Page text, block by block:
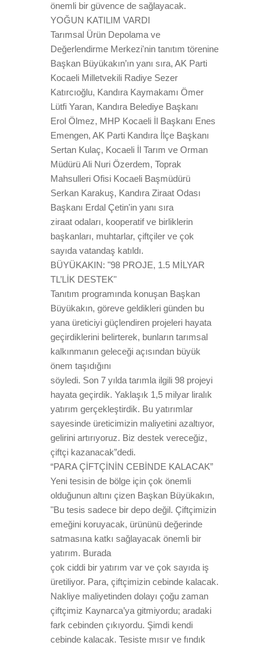
önemli bir güvence de sağlayacak.
YOĞUN KATILIM VARDI
Tarımsal Ürün Depolama ve
Değerlendirme Merkezi'nin tanıtım törenine
Başkan Büyükakın’ın yanı sıra, AK Parti
Kocaeli Milletvekili Radiye Sezer
Katırcıoğlu, Kandıra Kaymakamı Ömer
Lütfi Yaran, Kandıra Belediye Başkanı
Erol Ölmez, MHP Kocaeli İl Başkanı Enes
Emengen, AK Parti Kandıra İlçe Başkanı
Sertan Kulaç, Kocaeli İl Tarım ve Orman
Müdürü Ali Nuri Özerdem, Toprak
Mahsulleri Ofisi Kocaeli Başmüdürü
Serkan Karakuş, Kandıra Ziraat Odası
Başkanı Erdal Çetin'in yanı sıra
ziraat odaları, kooperatif ve birliklerin
başkanları, muhtarlar, çiftçiler ve çok
sayıda vatandaş katıldı.
BÜYÜKAKIN: "98 PROJE, 1.5 MİLYAR
TL’LİK DESTEK"
Tanıtım programında konuşan Başkan
Büyükakın, göreve geldikleri günden bu
yana üreticiyi güçlendiren projeleri hayata
geçirdiklerini belirterek, bunların tarımsal
kalkınmanın geleceği açısından büyük
önem taşıdığını
söyledi. Son 7 yılda tarımla ilgili 98 projeyi
hayata geçirdik. Yaklaşık 1,5 milyar liralık
yatırım gerçekleştirdik. Bu yatırımlar
sayesinde üreticimizin maliyetini azaltıyor,
gelirini artırıyoruz. Biz destek vereceğiz,
çiftçi kazanacak”dedi.
“PARA ÇİFTÇİNİN CEBİNDE KALACAK”
Yeni tesisin de bölge için çok önemli
olduğunun altını çizen Başkan Büyükakın,
"Bu tesis sadece bir depo değil. Çiftçimizin
emeğini koruyacak, ürününü değerinde
satmasına katkı sağlayacak önemli bir
yatırım. Burada
çok ciddi bir yatırım var ve çok sayıda iş
üretiliyor. Para, çiftçimizin cebinde kalacak.
Nakliye maliyetinden dolayı çoğu zaman
çiftçimiz Kaynarca’ya gitmiyordu; aradaki
fark cebinden çıkıyordu. Şimdi kendi
cebinde kalacak. Tesiste mısır ve fındık